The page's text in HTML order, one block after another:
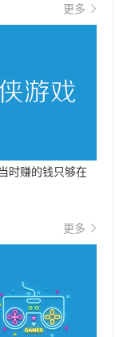
更多
时赚的钱只够在
更多